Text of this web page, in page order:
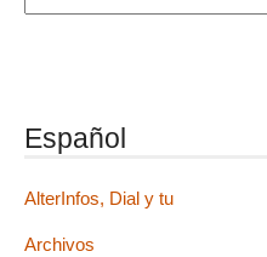
Español
AlterInfos, Dial y tu
Archivos